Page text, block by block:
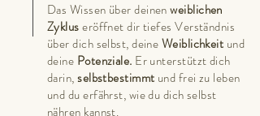
Das Wissen über deinenweiblichen
Zykluseröffnet dir tiefes Verständnis
über dich selbst, deineWeiblichkeit und
deine Potenziale. Er unterstützt dich
darin,selbstbestimmt und frei zu leben
und du erfährst, wie du dich selbst
nähren kannst.